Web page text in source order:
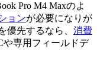
Pro M4 Maxのよ
ョンが必要になりが
優先するなら、 消費
や専用フィールドデ